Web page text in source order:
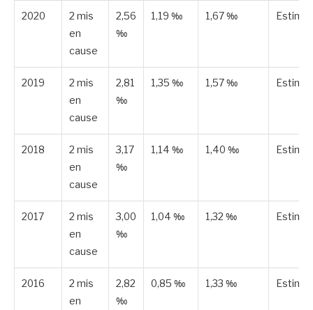
2020
2 mis
en
cause
2,56
‰
1,19 ‰ 1,67 ‰
2019
2 mis
en
cause
2,81
‰
1,35 ‰ 1,57 ‰
2018
2 mis
en
cause
3,17
‰
1,14 ‰ 1,40 ‰
2017
2 mis
en
cause
3,00
‰
1,04 ‰ 1,32 ‰
2016
2 mis
en
2,82
‰
0,85 ‰ 1,33 ‰